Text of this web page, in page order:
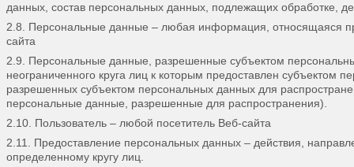
данных, состав персональных данных, подлежащих обработке,
2.8. Персональные данные – любая информация, относящаяся
сайта
2.9. Персональные данные, разрешенные субъектом
неограниченного круга лиц к которым предоставлен субъектом
разрешенных субъектом персональных данных для
персональные данные, разрешенные для распространения).
2.10. Пользователь – любой посетитель Веб-сайта
2.11. Предоставление персональных данных – действия,
определенному кругу лиц.